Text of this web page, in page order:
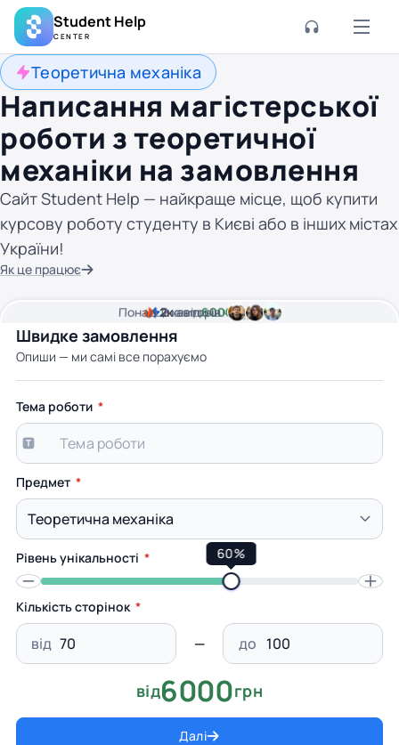
Student Help
CENTER
Теоретична механіка
Написання магістерської
роботи з теоретичної
механіки на замовлення
Сайт Student Help — найкраще місце, щоб купити
курсову роботу студенту в Києві або в інших містах
України!
Як це працює
Швидке замовлення
Опиши — ми самі все порахуємо
2хвилини часу
Ціна від6000 грн
Понад2кавторів
Тема роботи
Предмет
Рівень унікальності 60%
Кількість сторінок
від до
від6000грн
Далі